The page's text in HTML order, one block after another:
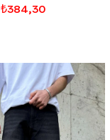
₺384,30